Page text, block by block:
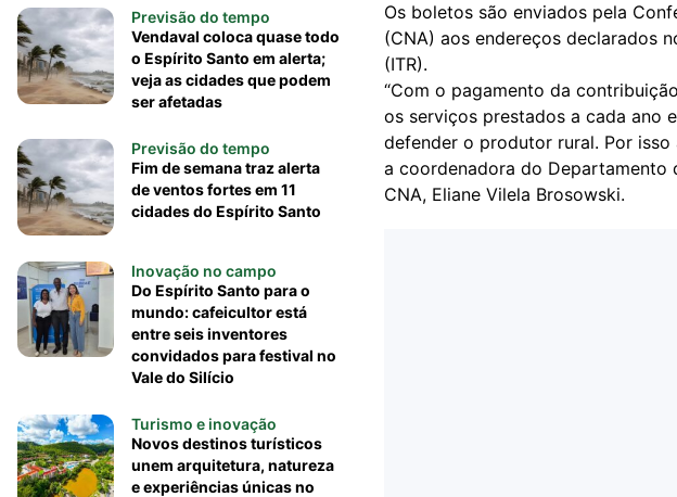
Previsão do tempo
Vendaval coloca quase todo
o Espírito Santo em alerta;
veja as cidades que podem
ser afetadas
Previsão do tempo
Fim de semana traz alerta
de ventos fortes em 11
cidades do Espírito Santo
Inovação no campo
Do Espírito Santo para o
mundo: cafeicultor está
entre seis inventores
convidados para festival no
Vale do Silício
Turismo e inovação
Novos destinos turísticos
unem arquitetura, natureza
e experiências únicas no
Os boletos são enviados pela
(CNA) aos endereços declarados
(ITR).
“Com o pagamento da
os serviços prestados a cada ano
defender o produtor rural. Por
a coordenadora do Departamento
CNA, Eliane Vilela Brosowski.